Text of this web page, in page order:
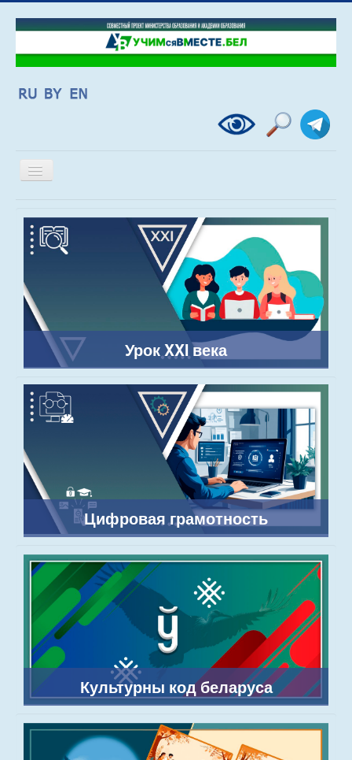
Включить/
выключить
Урок XXI века
Цифровая грамотность
Культурны код беларуса